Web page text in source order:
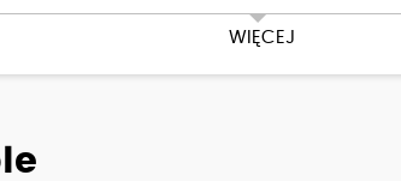
WIĘCEJ